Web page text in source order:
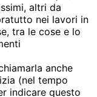
altri da
nei lavori in
tra le cose e lo
anche
(nel tempo
indicare questo